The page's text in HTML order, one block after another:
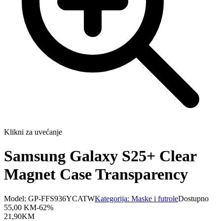
Klikni za uvećanje
Samsung Galaxy S25+ Clear
Magnet Case Transparency
Model: GP-FFS936YCATWKategorija: Maske i futroleDostupno
55,00 KM-62%
21,90KM